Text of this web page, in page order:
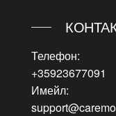
Телефон:
+35923677091
Имейл: